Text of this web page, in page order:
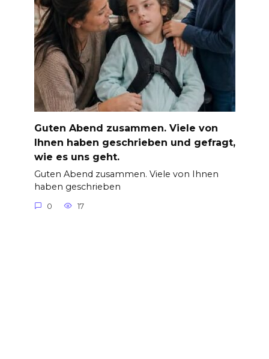
Guten Abend zusammen. Viele von
Ihnen haben geschrieben und gefragt,
wie es uns geht.
Guten Abend zusammen. Viele von Ihnen
haben geschrieben
0 17